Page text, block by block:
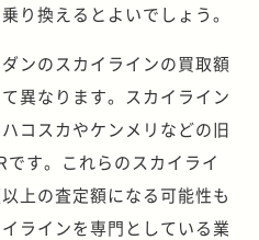
り換えるとよいでしょう。
ンのスカイラインの買取額
異なります。スカイライン
コスカやケンメリなどの旧
す。これらのスカイライ
上の査定額になる可能性も
ラインを専門としている業